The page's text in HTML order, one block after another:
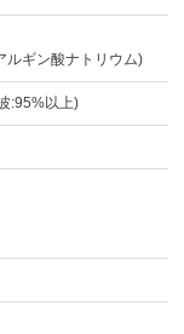
ルギン酸ナトリウム)
:95%以上)